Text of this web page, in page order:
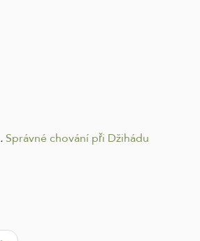
.Správné chování při Džihádu